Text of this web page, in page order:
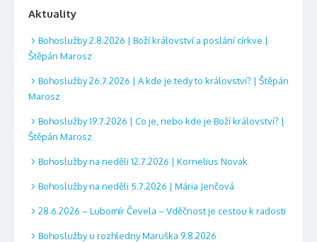
Aktuality
Bohoslužby 2.8.2026 | Boží království a poslání církve |
Štěpán Marosz
Bohoslužby 26.7.2026 | A kde je tedy to království? | Štěpán
Marosz
Bohoslužby 19.7.2026 | Co je, nebo kde je Boží království? |
Štěpán Marosz
Bohoslužby na neděli 12.7.2026 | Kornelius Novak
Bohoslužby na neděli 5.7.2026 | Mária Jenčová
28.6.2026 – Lubomír Čevela – Vděčnost je cestou k radosti
Bohoslužby u rozhledny Maruška 9.8.2026